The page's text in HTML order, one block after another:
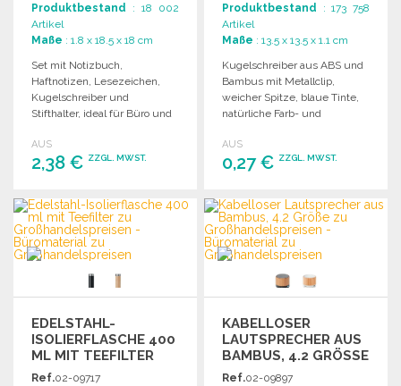
Produktbestand : 18 002
Artikel
Maße : 1.8 x 18.5 x 18 cm
Set mit Notizbuch,
Haftnotizen, Lesezeichen,
Kugelschreiber und
Stifthalter, ideal für Büro und
AUS
2,38 € ZZGL. MWST.
BESTELLEN
Angebot anfordern
Produktbestand : 173 758
Artikel
Maße : 13.5 x 13.5 x 1.1 cm
Kugelschreiber aus ABS und
Bambus mit Metallclip,
weicher Spitze, blaue Tinte,
natürliche Farb- und
AUS
0,27 € ZZGL. MWST.
BESTELLEN
Angebot anfordern
EDELSTAHL-
ISOLIERFLASCHE 400
ML MIT TEEFILTER
Ref.02-09717
KABELLOSER
LAUTSPRECHER AUS
BAMBUS, 4.2 GRÖSSE
Ref.02-09897